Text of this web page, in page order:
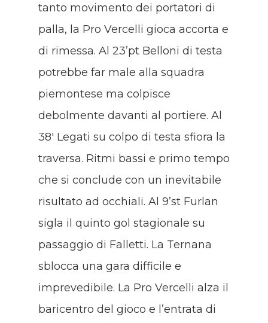
tanto movimento dei portatori di
palla, la Pro Vercelli gioca accorta e
di rimessa. Al 23’pt Belloni di testa
potrebbe far male alla squadra
piemontese ma colpisce
debolmente davanti al portiere. Al
38′ Legati su colpo di testa sfiora la
traversa. Ritmi bassi e primo tempo
che si conclude con un inevitabile
risultato ad occhiali. Al 9’st Furlan
sigla il quinto gol stagionale su
passaggio di Falletti. La Ternana
sblocca una gara difficile e
imprevedibile. La Pro Vercelli alza il
baricentro del gioco e l’entrata di